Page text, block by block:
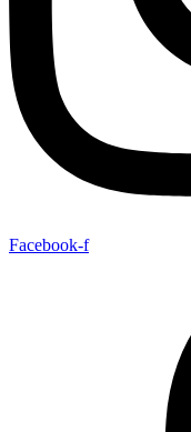
Facebook-f